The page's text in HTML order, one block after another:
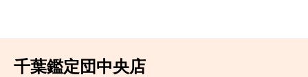
千葉鑑定団中央店